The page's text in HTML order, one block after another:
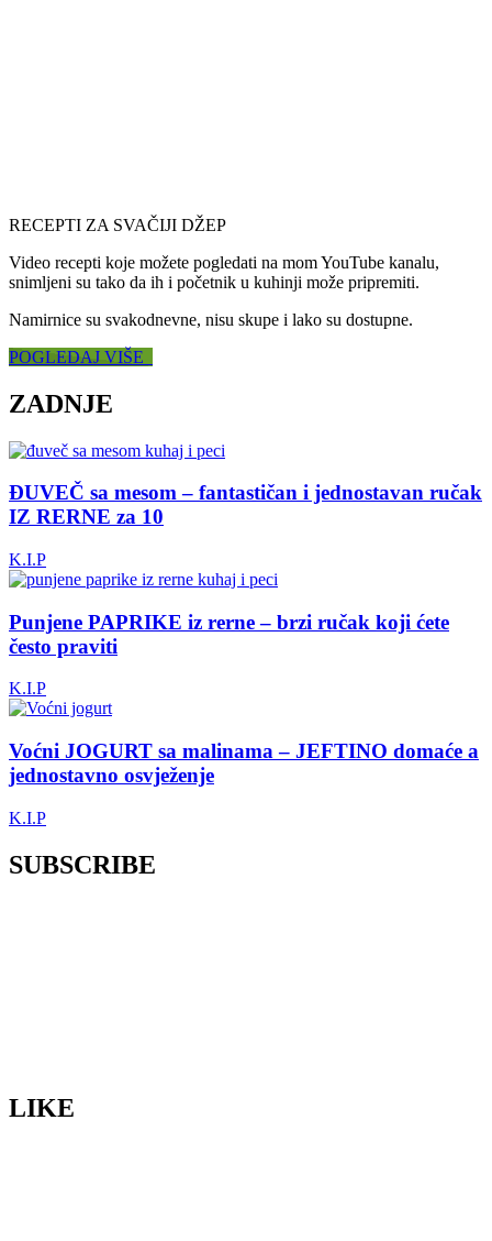
RECEPTI ZA SVAČIJI DŽEP
Video recepti koje možete pogledati na mom YouTube kanalu,
snimljeni su tako da ih i početnik u kuhinji može pripremiti.
Namirnice su svakodnevne, nisu skupe i lako su dostupne.
POGLEDAJ VIŠE
ZADNJE
ĐUVEČ sa mesom – fantastičan i jednostavan ručak
IZ RERNE za 10
K.I.P
Punjene PAPRIKE iz rerne – brzi ručak koji ćete
često praviti
K.I.P
Voćni JOGURT sa malinama – JEFTINO domaće a
jednostavno osvježenje
K.I.P
SUBSCRIBE
LIKE